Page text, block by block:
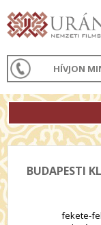
HÍVJON
BUDAPESTI
fekete-